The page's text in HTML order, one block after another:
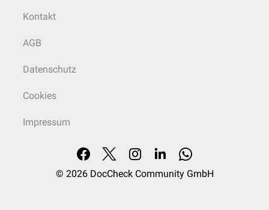
Kontakt
AGB
Datenschutz
Cookies
Impressum
© 2026 DocCheck Community GmbH